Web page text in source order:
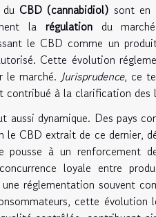
CBD (cannabidiol) sont en
la régulationdu
le CBD comme un
Cette évolution
le marché. Jurisprudence, ce
contribué à la clarification
dynamique. Des pays
le CBD extrait de ce dernier,
pousse à un renforcement
loyale entre
réglementation souvent
cette évolution